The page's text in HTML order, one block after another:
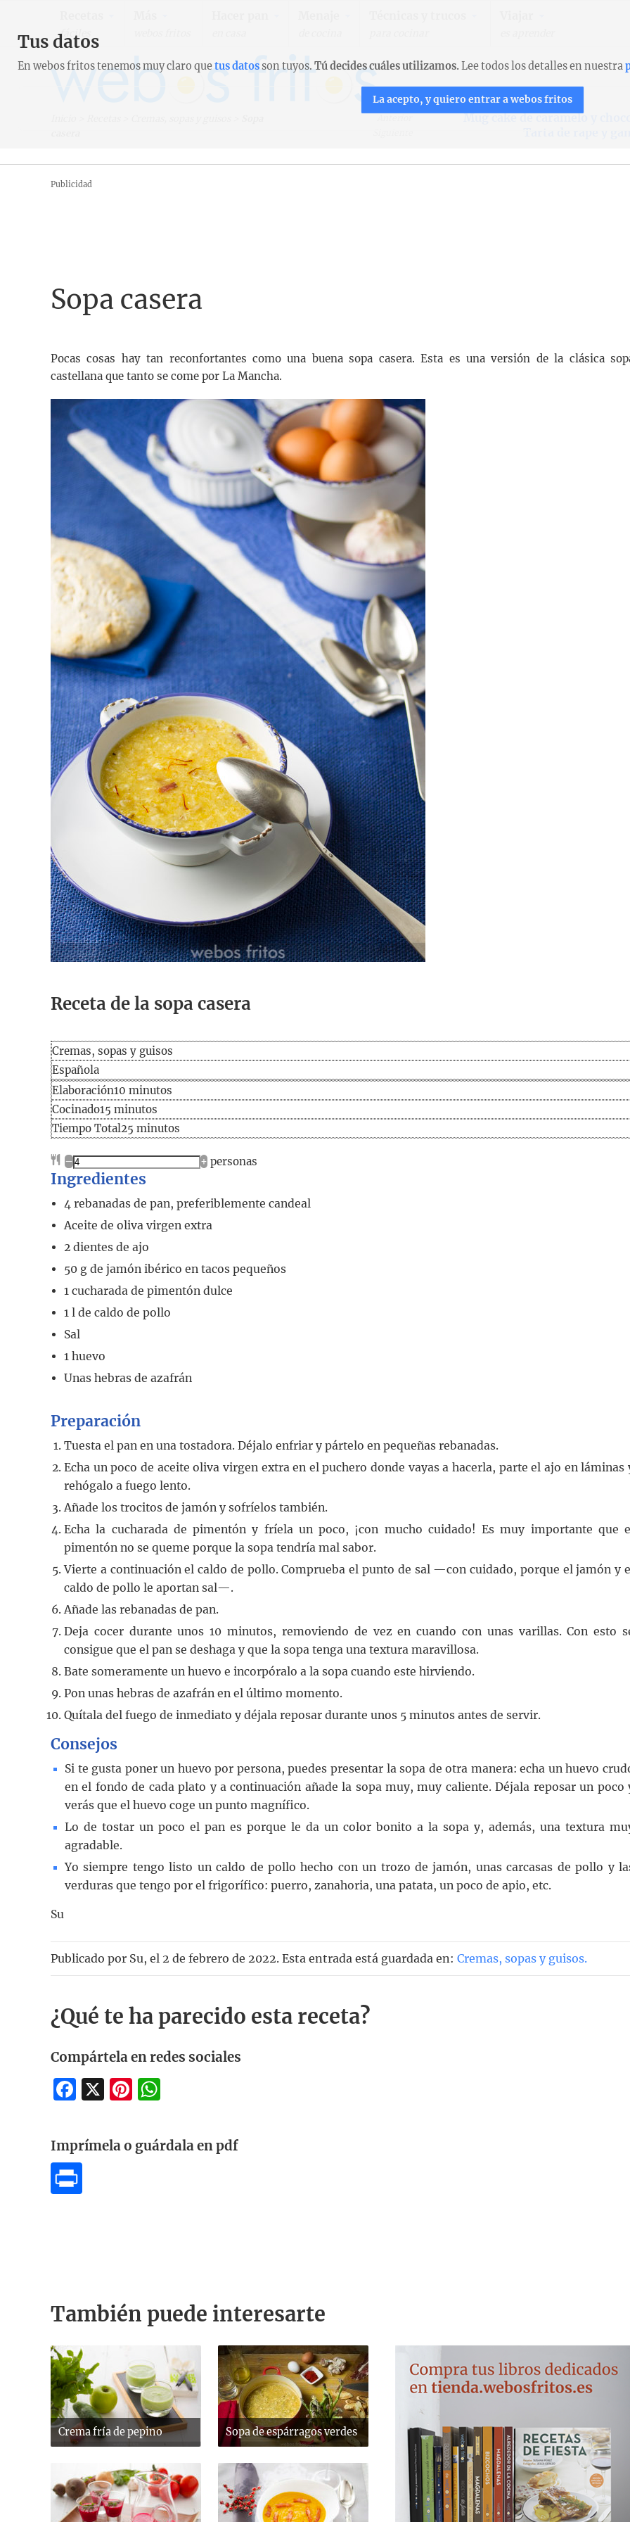
fáciles
Mug cake de caramelo y
Publicidad
Sopa casera
Pocas cosas hay tan reconfortantes como una buena sopa casera. Esta es una versión de la clásica
castellana que tanto se come por La Mancha.
Receta de la sopa casera
Cremas, sopas y guisos
Española
Elaboración
Elaboración10 minutos
minutos
Cocinado
Cocinado15 minutos
minutos
Tiempo
Tiempo Total25 minutos
minutos
– + personas
Ingredientes
4 rebanadas de pan, preferiblemente candeal
Aceite de oliva virgen extra
2 dientes de ajo
50 g de jamón ibérico en tacos pequeños
1 cucharada de pimentón dulce
1 l de caldo de pollo
Sal
1 huevo
Unas hebras de azafrán
Preparación
Tuesta el pan en una tostadora. Déjalo enfriar y pártelo en pequeñas rebanadas.
Echa un poco de aceite oliva virgen extra en el puchero donde vayas a hacerla, parte el ajo en láminas
rehógalo a fuego lento.
Añade los trocitos de jamón y sofríelos también.
Echa la cucharada de pimentón y fríela un poco, ¡con mucho cuidado! Es muy importante que
pimentón no se queme porque la sopa tendría mal sabor.
Vierte a continuación el caldo de pollo. Comprueba el punto de sal —con cuidado, porque el jamón y
caldo de pollo le aportan sal—.
Añade las rebanadas de pan.
Deja cocer durante unos 10 minutos, removiendo de vez en cuando con unas varillas. Con esto
consigue que el pan se deshaga y que la sopa tenga una textura maravillosa.
Bate someramente un huevo e incorpóralo a la sopa cuando este hirviendo.
Pon unas hebras de azafrán en el último momento.
Quítala del fuego de inmediato y déjala reposar durante unos 5 minutos antes de servir.
Consejos
Si te gusta poner un huevo por persona, puedes presentar la sopa de otra manera: echa un huevo
en el fondo de cada plato y a continuación añade la sopa muy, muy caliente. Déjala reposar un poco
verás que el huevo coge un punto magnífico.
Lo de tostar un poco el pan es porque le da un color bonito a la sopa y, además, una textura
agradable.
Yo siempre tengo listo un caldo de pollo hecho con un trozo de jamón, unas carcasas de pollo y
verduras que tengo por el frigorífico: puerro, zanahoria, una patata, un poco de apio, etc.
Su
Publicado por Su, el 2 de febrero de 2022. Esta entrada está guardada en: Cremas, sopas y guisos.
¿Qué te ha parecido esta receta?
Compártela en redes sociales
Facebook
X Pinterest
Imprímela o guárdala en pdf
También puede interesarte
Crema fría de pepino Sopa de espárragos verdes
Tus datos
En webos fritos tenemos muy claro quetus datosson tuyos. Tú decides cuáles utilizamos.Lee todos los detalles en nuestra
La acepto, y quiero entrar a webos fritos